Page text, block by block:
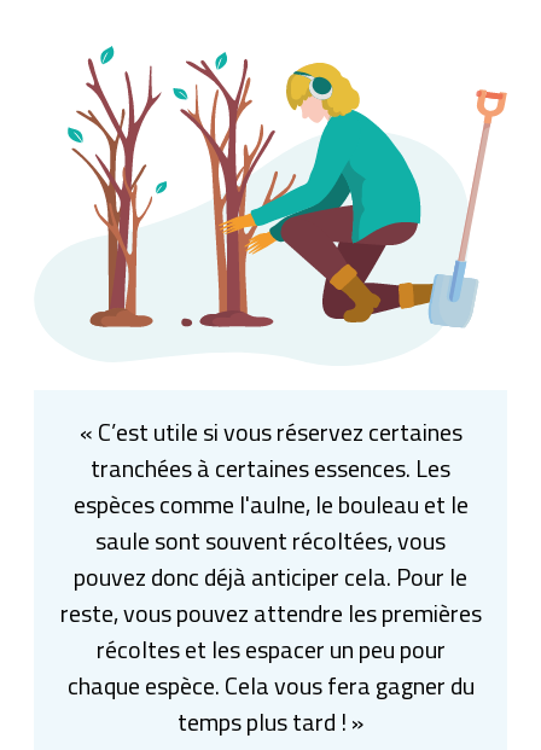
« C’est utile si vous réservez certaines
tranchées à certaines essences. Les
espèces comme l'aulne, le bouleau et le
saule sont souvent récoltées, vous
pouvez donc déjà anticiper cela. Pour le
reste, vous pouvez attendre les premières
récoltes et les espacer un peu pour
chaque espèce. Cela vous fera gagner du
temps plus tard ! »